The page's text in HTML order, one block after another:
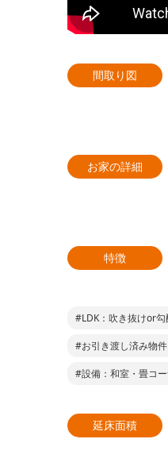
間取り図
お家の詳細
特徴
#LDK：吹き抜けor勾
#お引き渡し済み物件
#設備：和室・畳コ
延床面積